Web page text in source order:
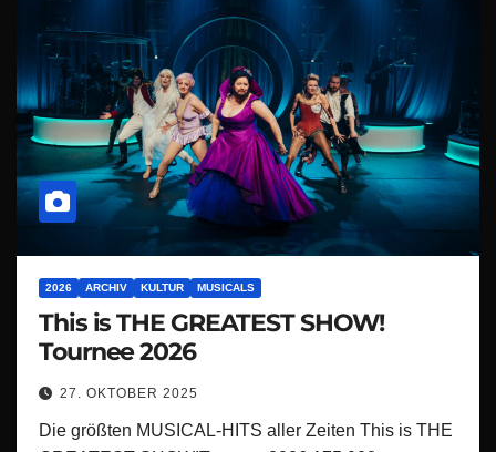
2026 ARCHIV KULTUR MUSICALS
This is THE GREATEST SHOW!
Tournee 2026
27. OKTOBER 2025
Die größten MUSICAL-HITS aller Zeiten This is THE